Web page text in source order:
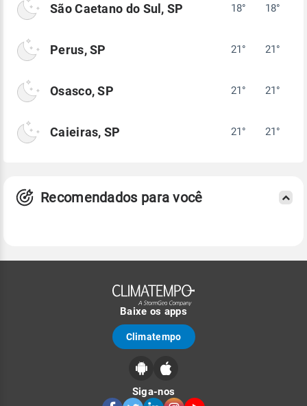
São Caetano do Sul, SP 18° 18°
Perus, SP 21° 21°
Osasco, SP 21° 21°
Caieiras, SP 21° 21°
Recomendados para você
Baixe os apps
Climatempo
Siga-nos